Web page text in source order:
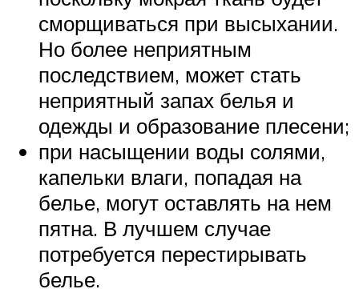
сморщиваться при высыхании.
Но более неприятным
последствием, может стать
неприятный запах белья и
одежды и образование плесени;
при насыщении воды солями,
капельки влаги, попадая на
белье, могут оставлять на нем
пятна. В лучшем случае
потребуется перестирывать
белье.